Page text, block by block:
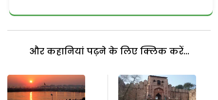
और कहानियां पढ़ने के लिए क्लिक करें...